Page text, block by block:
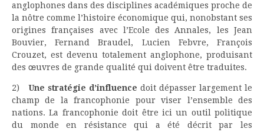
anglophones dans des disciplines académiques proche de
la nôtre comme l’histoire économique qui, nonobstant ses
origines françaises avec l’Ecole des Annales, les Jean
Bouvier, Fernand Braudel, Lucien Febvre, François
Crouzet, est devenu totalement anglophone, produisant
des œuvres de grande qualité qui doivent être traduites.
2) Une stratégie d’influence doit dépasser largement le
champ de la francophonie pour viser l’ensemble des
nations. La francophonie doit être ici un outil politique
du monde en résistance qui a été décrit par les